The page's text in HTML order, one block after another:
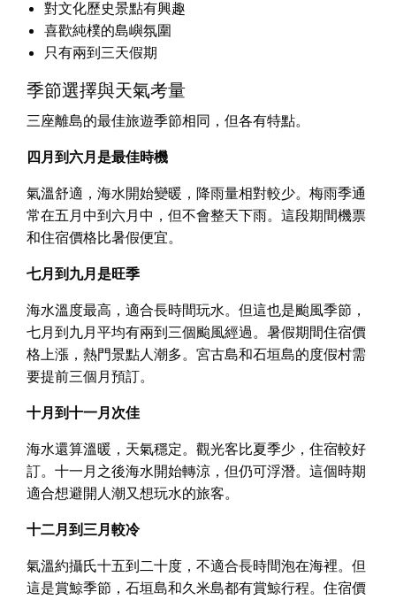
對文化歷史景點有興趣
喜歡純樸的島嶼氛圍
只有兩到三天假期
季節選擇與天氣考量
三座離島的最佳旅遊季節相同，但各有特點。
四月到六月是最佳時機
氣溫舒適，海水開始變暖，降雨量相對較少。梅雨季通
常在五月中到六月中，但不會整天下雨。這段期間機票
和住宿價格比暑假便宜。
七月到九月是旺季
海水溫度最高，適合長時間玩水。但這也是颱風季節，
七月到九月平均有兩到三個颱風經過。暑假期間住宿價
格上漲，熱門景點人潮多。宮古島和石垣島的度假村需
要提前三個月預訂。
十月到十一月次佳
海水還算溫暖，天氣穩定。觀光客比夏季少，住宿較好
訂。十一月之後海水開始轉涼，但仍可浮潛。這個時期
適合想避開人潮又想玩水的旅客。
十二月到三月較冷
氣溫約攝氏十五到二十度，不適合長時間泡在海裡。但
這是賞鯨季節，石垣島和久米島都有賞鯨行程。住宿價